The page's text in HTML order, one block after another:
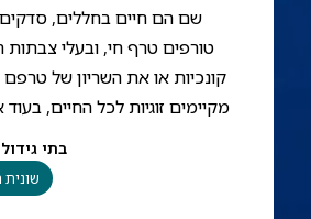
שם הם חיים בחללים, סדקים
טורפים טרף חי, ובעלי
קונכיות או את השריון של
מקיימים זוגיות לכל החיים,
בתי
שונית